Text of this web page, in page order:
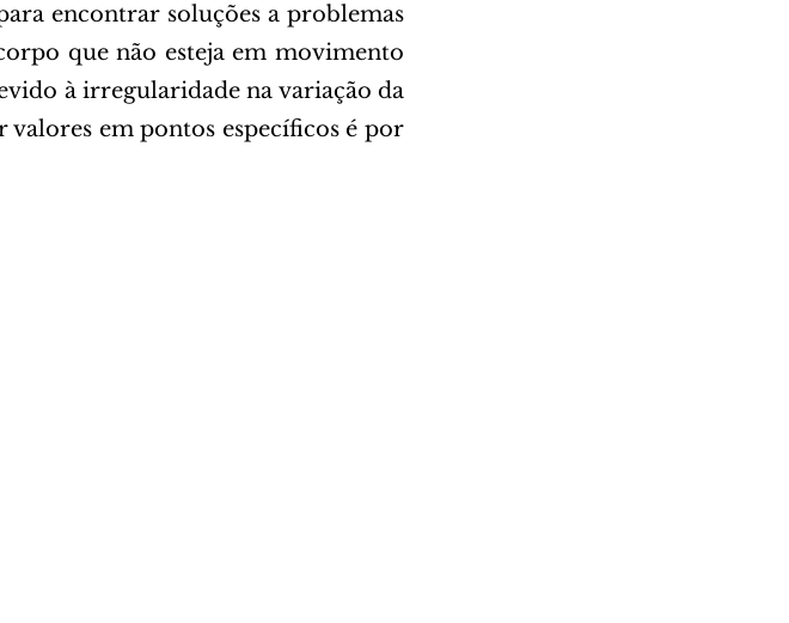
encontrar soluções a problemas
que não esteja em movimento
à irregularidade na variação da
em pontos específicos é por